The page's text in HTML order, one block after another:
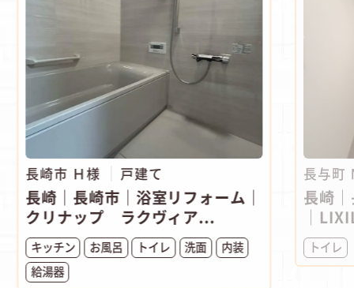
長崎市 Ｈ様 戸建て
長崎｜長崎市｜浴室リフォーム｜
クリナップ ラクヴィア...
キッチン お風呂 トイレ 洗面
内装
給湯器
長与町
長崎
｜
トイレ